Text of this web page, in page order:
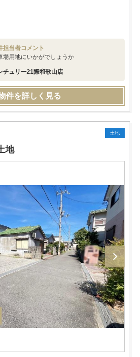
担当者コメント
場用地にいかがでしょうか
チュリー21際和歌山店
件を詳しく見る
土地
地